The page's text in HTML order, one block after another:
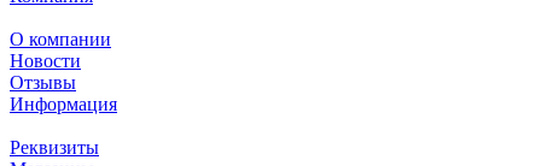
О компании
Новости
Отзывы
Информация
Реквизиты